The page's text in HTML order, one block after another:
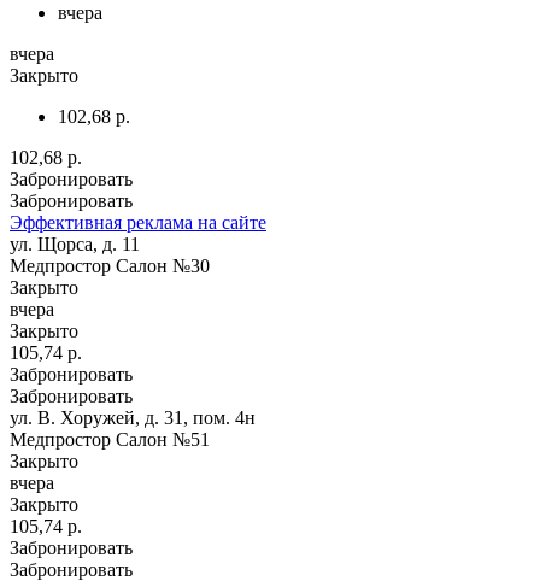
вчера
вчера
Закрыто
102,68 р.
102,68 р.
Забронировать
Забронировать
Эффективная реклама на сайте
ул. Щорса, д. 11
Медпростор Салон №30
Закрыто
вчера
Закрыто
105,74 р.
Забронировать
Забронировать
ул. В. Хоружей, д. 31, пом. 4н
Медпростор Салон №51
Закрыто
вчера
Закрыто
105,74 р.
Забронировать
Забронировать